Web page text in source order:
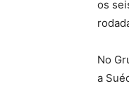
os
No
a